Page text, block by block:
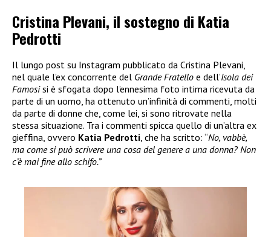
Cristina Plevani, il sostegno di Katia
Pedrotti
Il lungo post su Instagram pubblicato da Cristina Plevani,
nel quale l’ex concorrente del Grande Fratello e dell’Isola dei
Famosisi è sfogata dopo l’ennesima foto intima ricevuta da
parte di un uomo, ha ottenuto un’infinità di commenti, molti
da parte di donne che, come lei, si sono ritrovate nella
stessa situazione. Tra i commenti spicca quello di un’altra ex
gieffina, ovvero Katia Pedrotti, che ha scritto: “No, vabbè,
ma come si può scrivere una cosa del genere a una donna? Non
c’è mai fine allo schifo.”